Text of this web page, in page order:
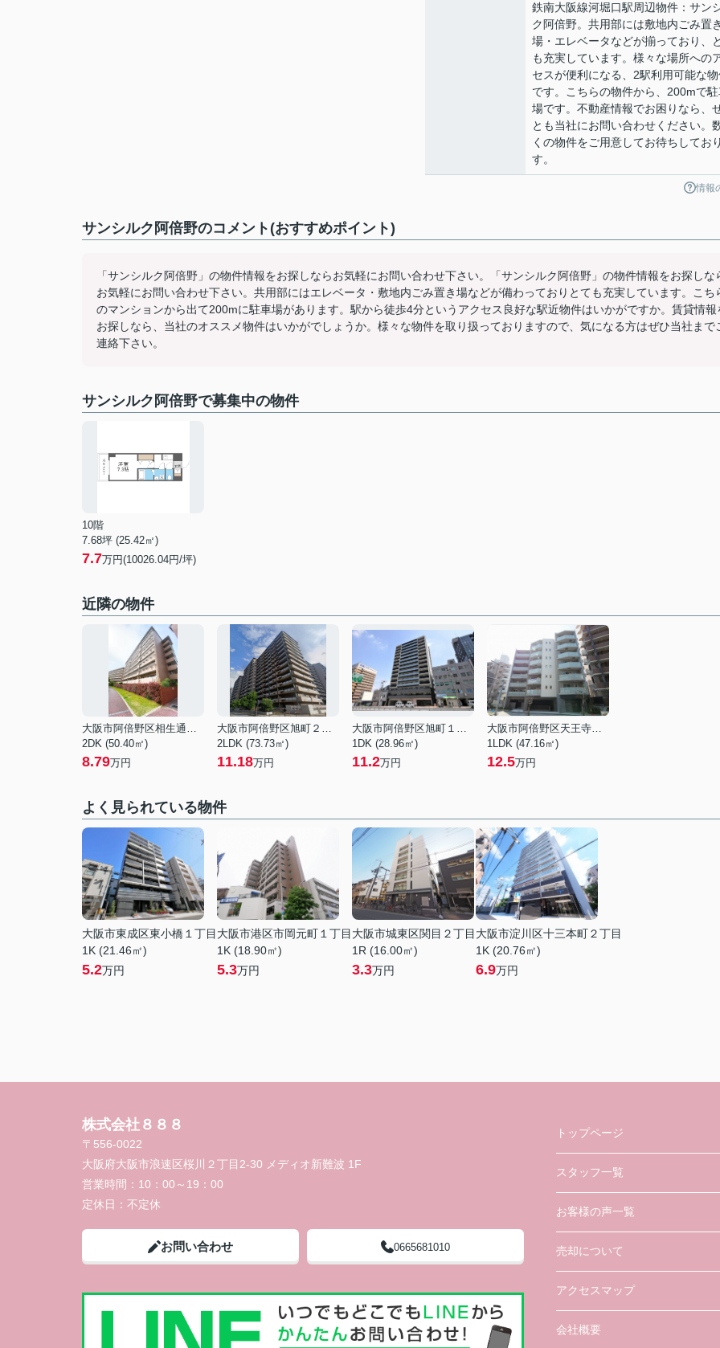
鉄南大阪線河堀口駅周辺物件：サン
ク阿倍野。共用部には敷地内ごみ置き
場・エレベータなどが揃っており、
も充実しています。様々な場所への
セスが便利になる、2駅利用可能な
です。こちらの物件から、200mで
場です。不動産情報でお困りなら、
とも当社にお問い合わせください。
くの物件をご用意してお待ちしてお
す。
情報
サンシルク阿倍野のコメント(おすすめポイント)
「サンシルク阿倍野」の物件情報をお探しならお気軽にお問い合わせ下さい。「サンシルク阿倍野」の物件情報をお探しな
お気軽にお問い合わせ下さい。共用部にはエレベータ・敷地内ごみ置き場などが備わっておりとても充実しています。こち
のマンションから出て200mに駐車場があります。駅から徒歩4分というアクセス良好な駅近物件はいかがですか。賃貸情報
お探しなら、当社のオススメ物件はいかがでしょうか。様々な物件を取り扱っておりますので、気になる方はぜひ当社まで
連絡下さい。
サンシルク阿倍野で募集中の物件
10階
7.68坪 (25.42㎡)
7.7万円(10026.04円/坪)
近隣の物件
大阪市阿倍野区相生通１丁目
2DK (50.40㎡)
8.79万円
大阪市阿倍野区旭町２丁目
2LDK (73.73㎡)
11.18万円
大阪市阿倍野区旭町１丁目
1DK (28.96㎡)
11.2万円
大阪市阿倍野区天王寺町南２丁目
1LDK (47.16㎡)
12.5万円
よく見られている物件
大阪市東成区東小橋１丁目
1K (21.46㎡)
5.2万円
大阪市港区市岡元町１丁目
1K (18.90㎡)
5.3万円
大阪市城東区関目２丁目
1R (16.00㎡)
3.3万円
大阪市淀川区十三本町２丁目
1K (20.76㎡)
6.9万円
株式会社８８８
〒556-0022
大阪府大阪市浪速区桜川２丁目2-30 メディオ新難波 1F
営業時間： 10：00～19：00
定休日： 不定休
お問い合わせ 0665681010
トップページ
スタッフ一覧
お客様の声一覧
売却について
アクセスマップ
会社概要